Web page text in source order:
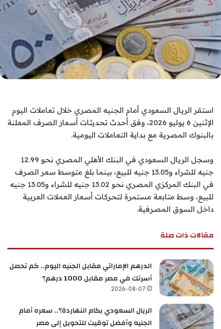
استقر الريال السعودي أمام الجنيه المصري خلال تعاملات اليوم
الإثنين 6 يوليو 2026، وفق أحدث تحديثات أسعار الصرف المعلنة
بالبنوك المصرية مع بداية التعاملات اليومية.
وسجل الريال السعودي في البنك الأهلي المصري نحو 12.99
جنيه للشراء و13.05 جنيه للبيع، بينما بلغ متوسط سعر الصرف
في البنك المركزي المصري نحو 13.02 جنيه للشراء و13.05 جنيه
للبيع، وسط متابعة مستمرة لتحركات أسعار العملات العربية
داخل السوق المصرفية.
مقالات ذات صلة
الدرهم الإماراتي مقابل الجنيه اليوم.. كم تحصل
أسرتك في مصر مقابل 1000 درهم؟
2026-08-07
الريال السعودي بكام النهاردة؟.. سعره أمام
الجنيه وأفضل توقيت للتحويل إلى مصر